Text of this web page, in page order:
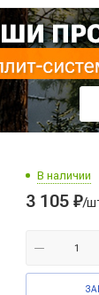
В наличии
3 105 ₽/